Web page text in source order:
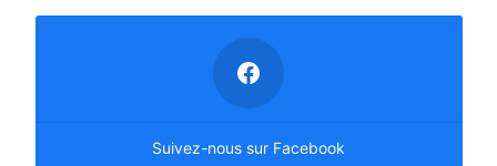
Suivez-nous sur Facebook